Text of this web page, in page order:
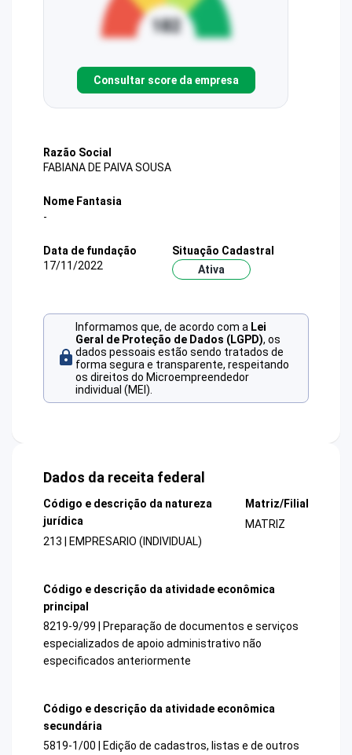
Consultar score da empresa
Razão Social
FABIANA DE PAIVA SOUSA
Nome Fantasia
-
Data de fundação
17/11/2022
Situação Cadastral
Ativa
Informamos que, de acordo com a Lei
Geral de Proteção de Dados (LGPD), os
dados pessoais estão sendo tratados de
forma segura e transparente, respeitando
os direitos do Microempreendedor
individual (MEI).
Dados da receita federal
Código e descrição da natureza
jurídica
213 | EMPRESARIO (INDIVIDUAL)
Matriz/Filial
MATRIZ
Código e descrição da atividade econômica
principal
8219-9/99 | Preparação de documentos e serviços
especializados de apoio administrativo não
especificados anteriormente
Código e descrição da atividade econômica
secundária
5819-1/00 | Edição de cadastros, listas e de outros